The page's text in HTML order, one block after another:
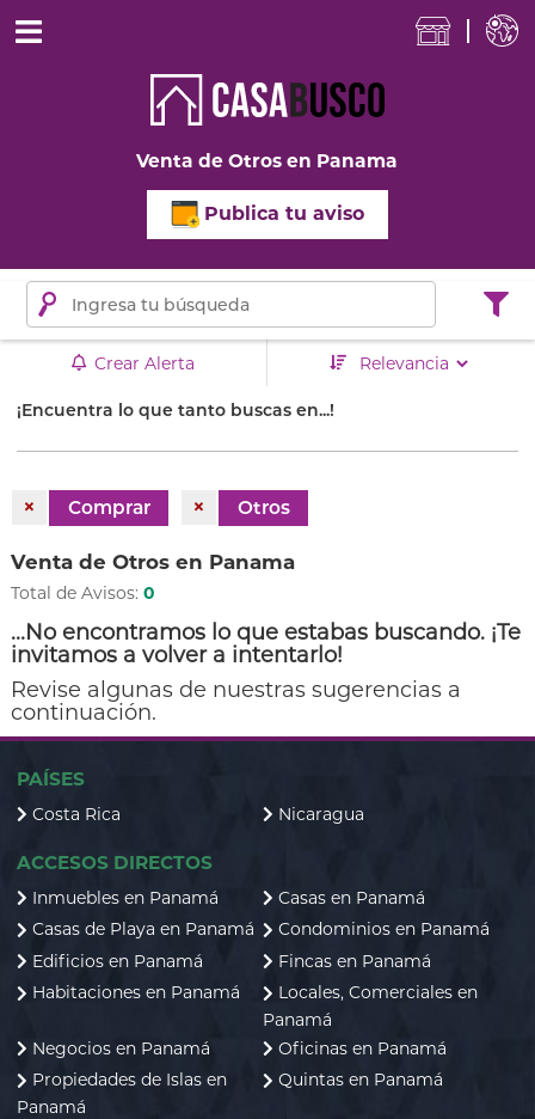
Venta de Otros en Panama
Publica tu aviso
Crear Alerta
¡Encuentra lo que tanto buscas en...!
× Comprar × Otros
Venta de Otros en Panama
Total de Avisos: 0
...No encontramos lo que estabas buscando. ¡Te
invitamos a volver a intentarlo!
Revise algunas de nuestras sugerencias a
continuación.
PAÍSES
Costa Rica Nicaragua
ACCESOS DIRECTOS
Inmuebles en Panamá
Casas en Panamá
Casas de Playa en Panamá
Condominios en Panamá
Edificios en Panamá
Fincas en Panamá
Habitaciones en Panamá
Locales, Comerciales en
Panamá
Negocios en Panamá
Oficinas en Panamá
Propiedades de Islas en
Panamá
Quintas en Panamá